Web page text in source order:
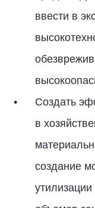
ввести в
Создать
в
создание